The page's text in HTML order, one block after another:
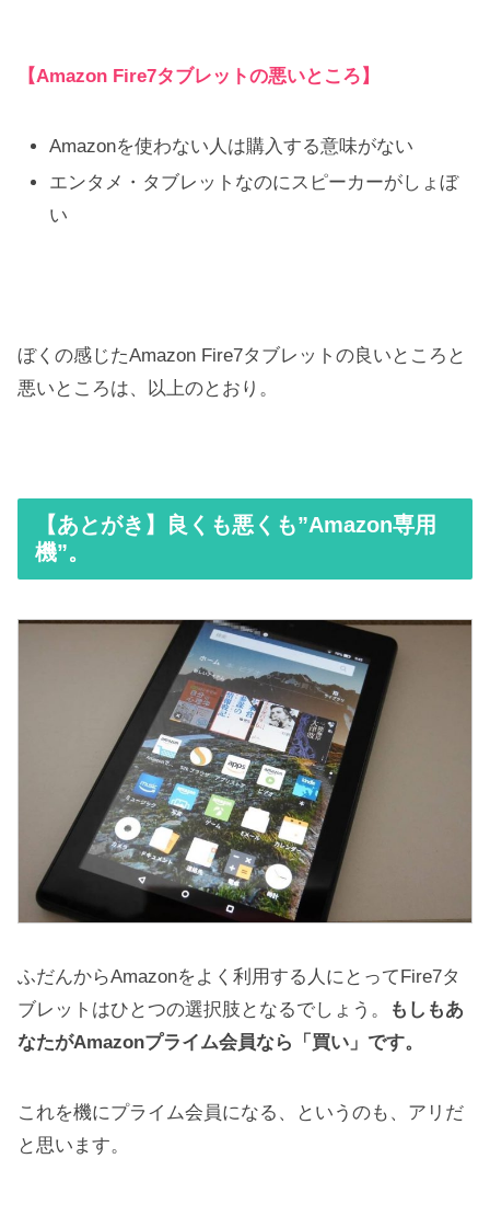
【Amazon Fire7タブレットの悪いところ】
Amazonを使わない人は購入する意味がない
エンタメ・タブレットなのにスピーカーがしょぼ
い
ぼくの感じたAmazon Fire7タブレットの良いところと
悪いところは、以上のとおり。
【あとがき】良くも悪くも”Amazon専用
機”。
ふだんからAmazonをよく利用する人にとってFire7タ
ブレットはひとつの選択肢となるでしょう。
もしもあ
なたがAmazonプライム会員なら「買い」です。
これを機にプライム会員になる、というのも、アリだ
と思います。